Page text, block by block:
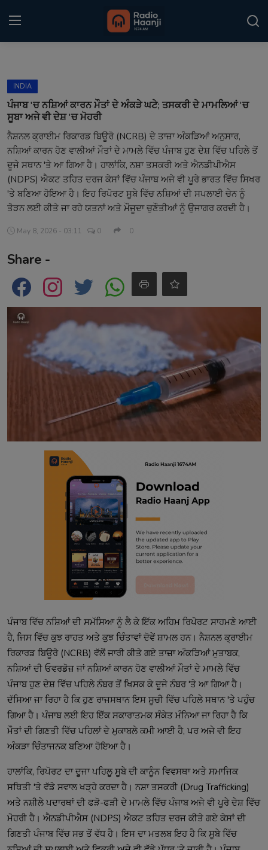
Home
Punjabi Podcast
Kitaab Kahani
Gallery
Sponsors
Matrimonial
Event
Contact
INDIA
ਪੰਜਾਬ 'ਚ ਨਸ਼ਿਆਂ ਕਾਰਨ ਮੌਤਾਂ ਦੇ ਅੰਕੜੇ ਘਟੇ; ਤਸਕਰੀ ਦੇ ਮਾਮਲਿਆਂ 'ਚ
ਸੂਬਾ ਅਜੇ ਵੀ ਦੇਸ਼ 'ਚ ਮੋਹਰੀ
ਨੈਸ਼ਨਲ ਕ੍ਰਾਈਮ ਰਿਕਾਰਡ ਬਿਊਰੋ (NCRB) ਦੇ ਤਾਜ਼ਾ ਅੰਕੜਿਆਂ ਅਨੁਸਾਰ,
ਨਸ਼ਿਆਂ ਕਾਰਨ ਹੋਣ ਵਾਲੀਆਂ ਮੌਤਾਂ ਦੇ ਮਾਮਲੇ ਵਿੱਚ ਪੰਜਾਬ ਹੁਣ ਦੇਸ਼ ਵਿੱਚ ਪਹਿਲੇ ਤੋਂ
ਦੂਜੇ ਸਥਾਨ 'ਤੇ ਆ ਗਿਆ ਹੈ। ਹਾਲਾਂਕਿ, ਨਸ਼ਾ ਤਸਕਰੀ ਅਤੇ ਐਨਡੀਪੀਐਸ
(NDPS) ਐਕਟ ਤਹਿਤ ਦਰਜ ਕੇਸਾਂ ਵਿੱਚ ਪੰਜਾਬ ਅਜੇ ਵੀ ਪੂਰੇ ਭਾਰਤ ਵਿੱਚ ਸਿਖਰ
'ਤੇ ਬਣਿਆ ਹੋਇਆ ਹੈ। ਇਹ ਰਿਪੋਰਟ ਸੂਬੇ ਵਿੱਚ ਨਸ਼ਿਆਂ ਦੀ ਸਪਲਾਈ ਚੇਨ ਨੂੰ
ਤੋੜਨ ਲਈ ਕੀਤੇ ਜਾ ਰਹੇ ਯਤਨਾਂ ਅਤੇ ਮੌਜੂਦਾ ਚੁਣੌਤੀਆਂ ਨੂੰ ਉਜਾਗਰ ਕਰਦੀ ਹੈ।
May 8, 2026 - 03:11 0 0
Share -
ਪੰਜਾਬ ਵਿੱਚ ਨਸ਼ਿਆਂ ਦੀ ਸਮੱਸਿਆ ਨੂੰ ਲੈ ਕੇ ਇੱਕ ਅਹਿਮ ਰਿਪੋਰਟ ਸਾਹਮਣੇ ਆਈ
ਹੈ, ਜਿਸ ਵਿੱਚ ਕੁਝ ਰਾਹਤ ਅਤੇ ਕੁਝ ਚਿੰਤਾਵਾਂ ਦੋਵੇਂ ਸ਼ਾਮਲ ਹਨ। ਨੈਸ਼ਨਲ ਕ੍ਰਾਈਮ
ਰਿਕਾਰਡ ਬਿਊਰੋ (NCRB) ਵੱਲੋਂ ਜਾਰੀ ਕੀਤੇ ਗਏ ਤਾਜ਼ਾ ਅੰਕੜਿਆਂ ਮੁਤਾਬਕ,
ਨਸ਼ਿਆਂ ਦੀ ਓਵਰਡੋਜ਼ ਜਾਂ ਨਸ਼ਿਆਂ ਕਾਰਨ ਹੋਣ ਵਾਲੀਆਂ ਮੌਤਾਂ ਦੇ ਮਾਮਲੇ ਵਿੱਚ
ਪੰਜਾਬ ਹੁਣ ਦੇਸ਼ ਵਿੱਚ ਪਹਿਲੇ ਨੰਬਰ ਤੋਂ ਖਿਸਕ ਕੇ ਦੂਜੇ ਨੰਬਰ 'ਤੇ ਆ ਗਿਆ ਹੈ।
ਦੱਸਿਆ ਜਾ ਰਿਹਾ ਹੈ ਕਿ ਹੁਣ ਰਾਜਸਥਾਨ ਇਸ ਸੂਚੀ ਵਿੱਚ ਪਹਿਲੇ ਸਥਾਨ 'ਤੇ ਪਹੁੰਚ
ਗਿਆ ਹੈ। ਪੰਜਾਬ ਲਈ ਇਹ ਇੱਕ ਸਕਾਰਾਤਮਕ ਸੰਕੇਤ ਮੰਨਿਆ ਜਾ ਰਿਹਾ ਹੈ ਕਿ
ਮੌਤਾਂ ਦੀ ਗਿਣਤੀ ਵਿੱਚ ਪਹਿਲਾਂ ਦੇ ਮੁਕਾਬਲੇ ਕਮੀ ਆਈ ਹੈ, ਪਰ ਅਜੇ ਵੀ ਇਹ
ਅੰਕੜਾ ਚਿੰਤਾਜਨਕ ਬਣਿਆ ਹੋਇਆ ਹੈ।
ਹਾਲਾਂਕਿ, ਰਿਪੋਰਟ ਦਾ ਦੂਜਾ ਪਹਿਲੂ ਸੂਬੇ ਦੀ ਕਾਨੂੰਨ ਵਿਵਸਥਾ ਅਤੇ ਸਮਾਜਿਕ
ਸਥਿਤੀ 'ਤੇ ਵੱਡੇ ਸਵਾਲ ਖੜ੍ਹੇ ਕਰਦਾ ਹੈ। ਨਸ਼ਾ ਤਸਕਰੀ (Drug Trafficking)
ਅਤੇ ਨਸ਼ੀਲੇ ਪਦਾਰਥਾਂ ਦੀ ਫੜੋ-ਫੜੀ ਦੇ ਮਾਮਲੇ ਵਿੱਚ ਪੰਜਾਬ ਅਜੇ ਵੀ ਪੂਰੇ ਦੇਸ਼ ਵਿੱਚ
ਮੋਹਰੀ ਹੈ। ਐਨਡੀਪੀਐਸ (NDPS) ਐਕਟ ਤਹਿਤ ਦਰਜ ਕੀਤੇ ਗਏ ਕੇਸਾਂ ਦੀ
ਗਿਣਤੀ ਪੰਜਾਬ ਵਿੱਚ ਸਭ ਤੋਂ ਵੱਧ ਹੈ। ਇਸ ਦਾ ਮਤਲਬ ਇਹ ਹੈ ਕਿ ਸੂਬੇ ਵਿੱਚ